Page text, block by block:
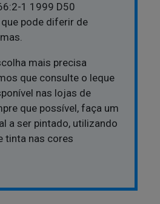
1 1999 D50
pode diferir de
mais precisa
que consulte o leque
nas lojas de
que possível, faça um
a ser pintado, utilizando
tinta nas cores